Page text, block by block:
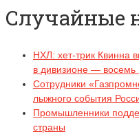
Случайные
НХЛ: хет-трик Квинна
в дивизионе — восемь
Сотрудники
лыжного события
Промышленники
страны